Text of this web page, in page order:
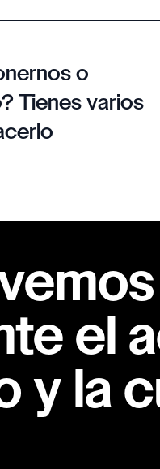
o
Tienes varios
el
y la